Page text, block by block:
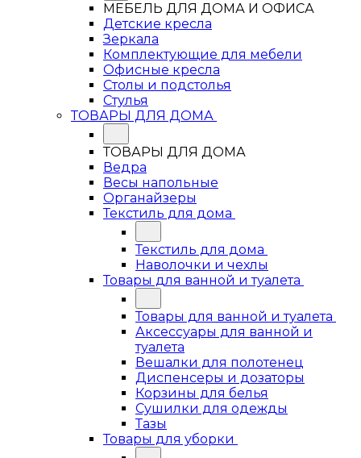
МЕБЕЛЬ ДЛЯ ДОМА И ОФИСА
Детские кресла
Зеркала
Комплектующие для мебели
Офисные кресла
Столы и подстолья
Стулья
ТОВАРЫ ДЛЯ ДОМА
ТОВАРЫ ДЛЯ ДОМА
Ведра
Весы напольные
Органайзеры
Текстиль для дома
Текстиль для дома
Наволочки и чехлы
Товары для ванной и туалета
Товары для ванной и туалета
Аксессуары для ванной и
туалета
Вешалки для полотенец
Диспенсеры и дозаторы
Корзины для белья
Сушилки для одежды
Тазы
Товары для уборки